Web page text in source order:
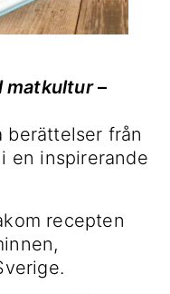
matkultur–
berättelser från
en inspirerande
recepten